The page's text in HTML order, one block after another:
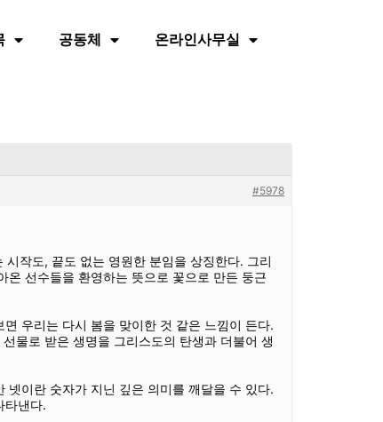
공동체 온라인사무실
#5978
작도, 끝도 없는 영원한 분임을 상징한다. 그리
온 선수들을 환영하는 뜻으로 꽃으로 만든 둥근
우리는 다시 봄을 맞이한 것 같은 느낌이 든다.
물로 받은 생명을 그리스도의 탄생과 더불어 생
이란 숫자가 지닌 깊은 의미를 깨달을 수 있다.
타낸다.